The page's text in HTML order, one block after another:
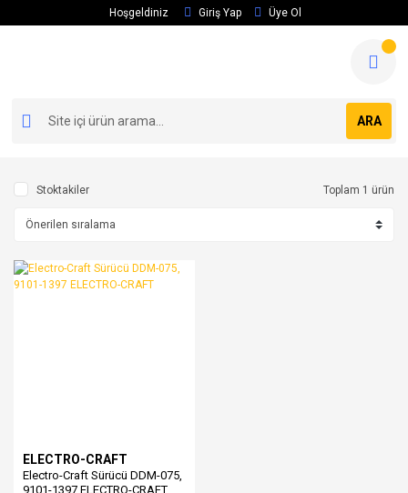
Hoşgeldiniz Giriş Yap Üye Ol
ARA
Stoktakiler Toplam 1 ürün
ELECTRO-CRAFT
Electro-Craft Sürücü DDM-075,
9101-1397 ELECTRO-CRAFT